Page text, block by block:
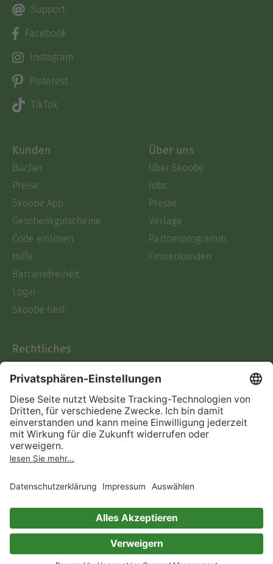
Support
Facebook
Instagram
Pinterest
TikTok
Kunden
Bücher
Preise
Skoobe App
Geschenkgutscheine
Code einlösen
Hilfe
Barrierefreiheit
Login
Skoobe liest
Über uns
Über Skoobe
Jobs
Presse
Verlage
Partnerprogramm
Firmenkunden
Rechtliches
AGB
Informationen nach Data
Act
Verträge hier kündigen
Impressum
Immer ein gutes Buch